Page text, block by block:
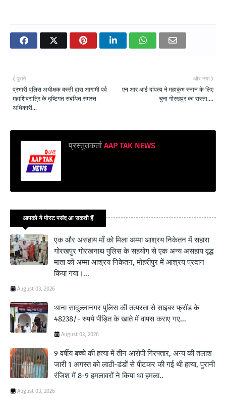
और नया
एन आर आई दांपत्य ने महाकुंभ स्नान के लिए
चुना गोरखपुर का रास्ता....
पुराने
प्रभारी पुलिस अधीक्षक बस्ती द्वारा आगामी पर्व
महाशिवरात्रि के दृष्टिगत संबंधित समस्त
अधिकारी...
प्रस्तुतकर्ता AAP TAK NEWS
आपको ये पोस्ट पसंद आ सकती हैं
एक और असहाय माँ को मिला अम्मा आश्रय निकेतन में सहारा
गोरखपुर गोरखनाथ पुलिस के सहयोग से एक अन्य असहाय वृद्ध
माता को अम्मा आश्रय निकेतन, मोहरीपुर में आश्रय प्रदान
किया गया।...
August 03, 2026
थाना सादुल्लानगर पुलिस की तत्परता से साइबर फ्रॉड के
48238/- रुपये पीड़ित के खाते में वापस कराए गए...
August 03, 2026
9 वर्षीय बच्चे की हत्या में तीन आरोपी गिरफ्तार, अन्य की तलाश
जारी 1 अगस्त को लाठी-डंडों से पीटकर की गई थी हत्या, पुरानी
रंजिश में 8-9 हमलावरों ने किया था हमला..
August 03, 2026